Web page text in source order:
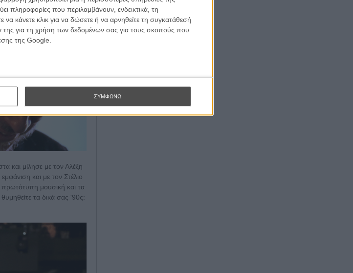
πληροφορίες που περιλαμβάνουν, ενδεικτικά, τη
κάνετε κλικ για να δώσετε ή να αρνηθείτε τη συγκατάθεσή
της για τη χρήση των δεδομένων σας για τους σκοπούς που
της Google.
ΣΥΜΦΩΝΩ
και μίλησε με τον Αλέξη
και με τον Στέλιο
μουσική και τα
τα δικά σας '90ς:
Subscribe to our weekly newsletter.